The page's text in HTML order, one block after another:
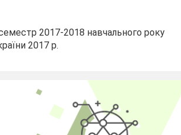
семестр 2017-2018 навчального року
2017 р.